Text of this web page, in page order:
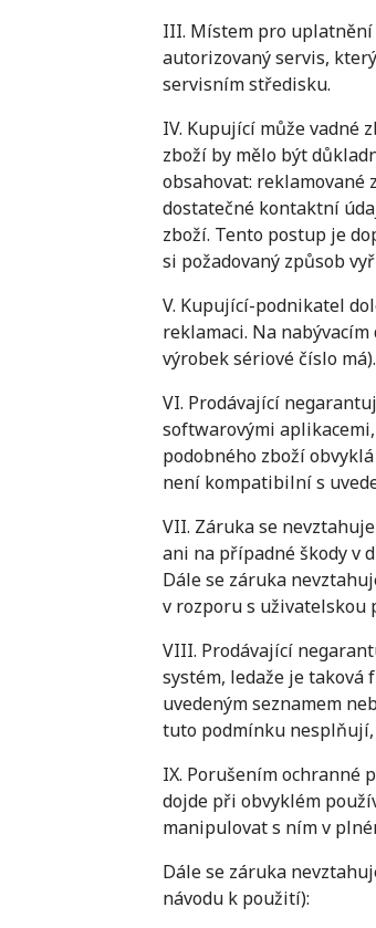
III. Místem pro uplatnění
autorizovaný servis,
servisním středisku.
IV. Kupující může vadné
zboží by mělo být
obsahovat:
dostatečné kontaktní
zboží. Tento postup je
si požadovaný způsob
V. Kupující-podnikatel
reklamaci. Na
výrobek sériové číslo
VI. Prodávající
softwarovými
podobného zboží
není kompatibilní s
VII. Záruka se
ani na případné škody v
Dále se záruka
v rozporu s uživatelskou
VIII. Prodávající
systém, ledaže je taková
uvedeným seznamem
tuto podmínku
IX. Porušením ochranné
dojde při obvyklém
manipulovat s ním v
Dále se záruka
návodu k použití):